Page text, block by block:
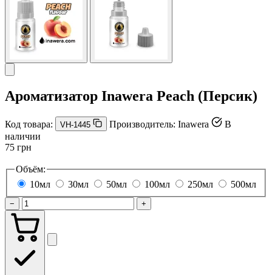
Ароматизатор Inawera Peach (Персик)
Код товара: VH-1445 Производитель: Inawera
В
наличии
75 грн
Объём:
10мл
30мл 50мл 100мл 250мл 500мл
− +